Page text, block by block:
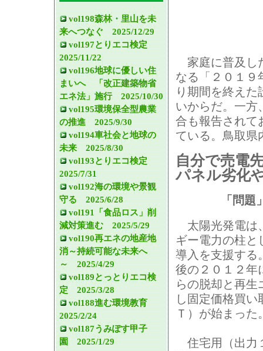
vol198森林・里山を未
来へつなぐ 2025/12/29
vol197とりエコ検定
2025/11/22
vol196地球に優しい住
まいへ 「改正建築物省
エネ法」施行 2025/10/30
vol195環境保全型農業
の推進 2025/9/30
vol194車社会と地球の
未来 2025/8/30
vol193とりエコ検定
2025/7/31
vol192海の環境や景観
守る 2025/6/28
vol191「食品ロス」削
減対策進む 2025/5/29
vol190再エネの地産地
消～持続可能な未来へ
～ 2025/4/29
vol189とっとりエコ検
定 2025/3/28
vol188進む環境教育
2025/2/24
vol187うみぽす甲子
園 2025/1/29
家庭に普及し
なる「２０１９
り期間を終え
いからだ。一方
合も報告されて
ている。鳥取県
自分で売電
パネル劣化
「問題
太陽光発電は
ギー電力の柱と
導入を支援する
後の２０１２年
らの脱却と再生
し固定価格買い
Ｔ）が始まった
住宅用（出力